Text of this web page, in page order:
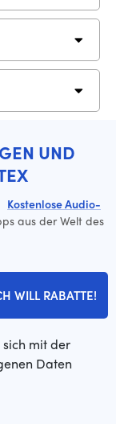
UND
Kostenlose Audio-
aus der Welt des
WILL RABATTE!
mit der
Daten